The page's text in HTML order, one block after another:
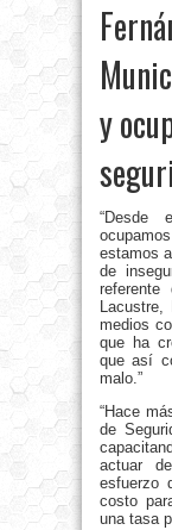
y
“Desde
estamos
de
medios
que ha
que así
malo.”
“Hace
de
actuar
esfuerzo
costo
una tasa